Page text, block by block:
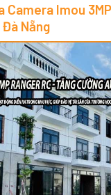
Camera Imou
Nẵng